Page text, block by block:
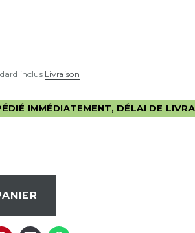
inclus Livraison
IMMÉDIATEMENT, DÉLAI DE